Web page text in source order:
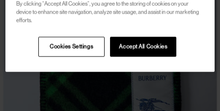
By clicking “Accept All Cookies”, you agree to the storing of cookies on your
device to enhance site navigation, analyze site usage, and assist in our marketing
efforts.
Accept All Cookies
Cookies Settings